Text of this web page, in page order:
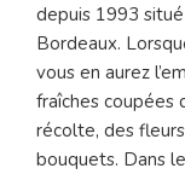
depuis 1993
Bordeaux.
vous en aurez
fraîches coupées
récolte, des
bouquets. Dans